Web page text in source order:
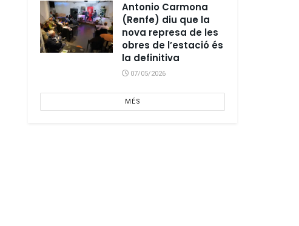
Antonio Carmona
(Renfe) diu que la
nova represa de les
obres de l’estació és
la definitiva
07/05/2026
MÉS